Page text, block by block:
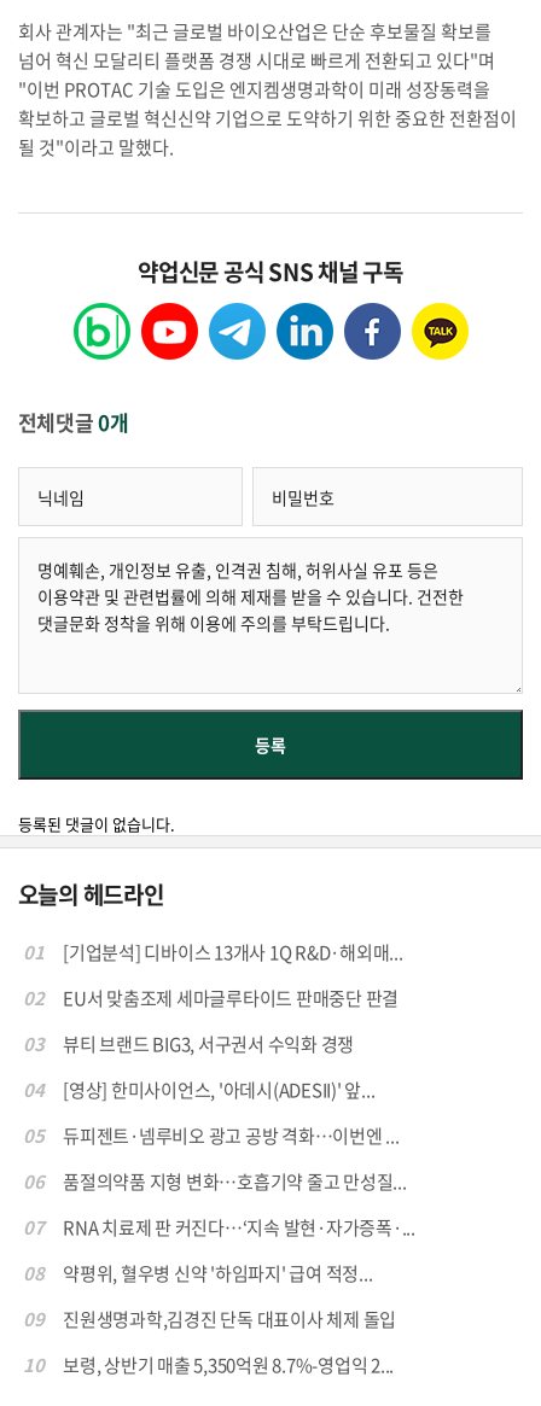
회사 관계자는 "최근 글로벌 바이오산업은 단순 후보물질 확보를
넘어 혁신 모달리티 플랫폼 경쟁 시대로 빠르게 전환되고 있다"며
"이번 PROTAC 기술 도입은 엔지켐생명과학이 미래 성장동력을
확보하고 글로벌 혁신신약 기업으로 도약하기 위한 중요한 전환점이
될 것"이라고 말했다.
약업신문 공식 SNS 채널 구독
전체댓글0개
등록된 댓글이 없습니다.
오늘의 헤드라인
01
[기업분석] 디바이스 13개사 1Q R&D·해외매...
02
EU서 맞춤조제 세마글루타이드 판매중단 판결
03
뷰티 브랜드 BIG3, 서구권서 수익화 경쟁
04
[영상] 한미사이언스, '아데시(ADESII)' 앞...
05
듀피젠트·넴루비오 광고 공방 격화…이번엔 ...
06
품절의약품 지형 변화…호흡기약 줄고 만성질...
07
RNA 치료제 판 커진다…‘지속 발현·자가증폭·...
08
약평위, 혈우병 신약 '하임파지' 급여 적정...
09
진원생명과학,김경진 단독 대표이사 체제 돌입
10
보령, 상반기 매출 5,350억원 8.7%-영업익 2...